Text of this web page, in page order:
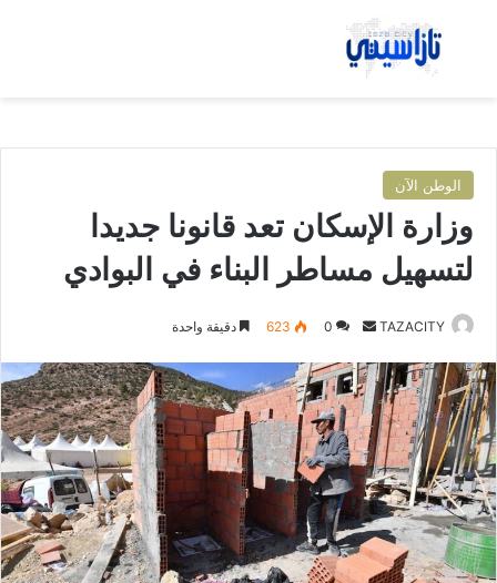
بحث عن
الوطن الآن
وزارة الإسكان تعد قانونا جديدا
لتسهيل مساطر البناء في البوادي
TAZACITY
س
ل
ب
ر
ي
د
ا
0
623 دقيقة واحدة